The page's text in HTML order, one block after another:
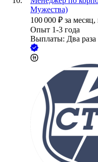
Мужества)
100 000 ₽ за месяц,
Опыт 1-3 года
Выплаты: Два раза